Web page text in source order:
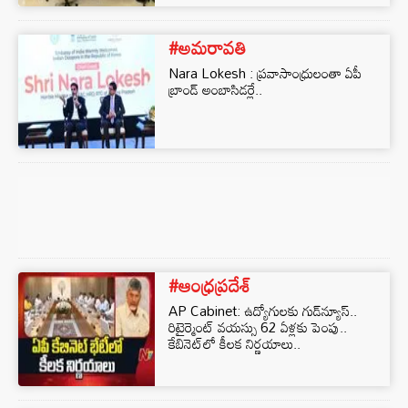
#అమరావతి
Nara Lokesh : ప్రవాసాంధ్రులంతా ఏపీ
బ్రాండ్ అంబాసిడర్లే..
#ఆంధ్రప్రదేశ్
AP Cabinet: ఉద్యోగులకు గుడ్‌న్యూస్..
రిటైర్మెంట్ వయస్సు 62 ఏళ్లకు పెంపు..
కేబినెట్‌లో కీలక నిర్ణయాలు..